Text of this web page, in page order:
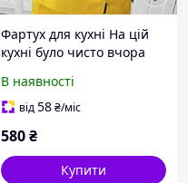
Фартух для кухні На цій
кухні було чисто вчора
В наявності
від58₴/міс
580₴
Купити